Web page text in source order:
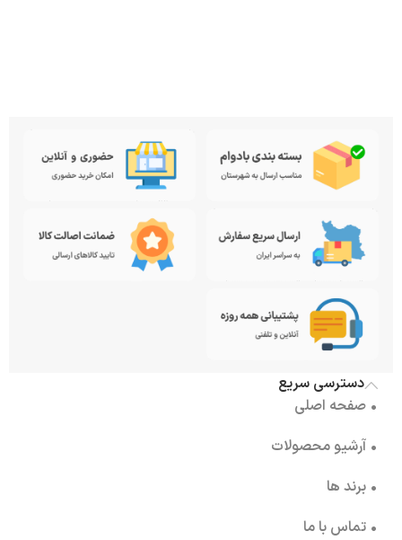
دسترسی سریع
• صفحه اصلی
• آرشیو محصولات
• برند ها
• تماس با ما